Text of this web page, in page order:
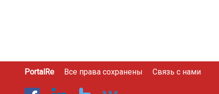
PortalRe Все права сохранены Связь с нами